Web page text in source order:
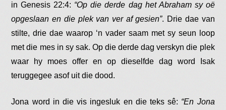
in Genesis 22:4: “Op die derde dag het Abraham sy oë
opgeslaan en die plek van ver af gesien”. Drie dae van
stilte, drie dae waarop ‘n vader saam met sy seun loop
met die mes in sy sak. Op die derde dag verskyn die plek
waar hy moes offer en op dieselfde dag word Isak
teruggegee asof uit die dood.
Jona word in die vis ingesluk en die teks sê: “En Jona